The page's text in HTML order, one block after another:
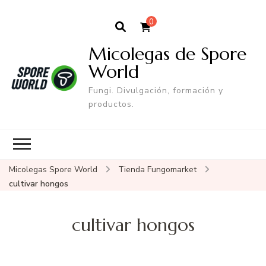
0
Micolegas de Spore
World
Fungi. Divulgación, formación y
productos.
Micolegas Spore World
Tienda Fungomarket
cultivar hongos
cultivar hongos